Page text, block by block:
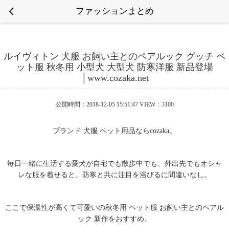
ファッションまとめ
ルイヴィトン 犬服 お飼い主とのペアルック グッチ ペ
ット服 秋冬用 小型犬 大型犬 防寒洋服 新品登場
│www.cozaka.net
公開時間：2018-12-05 15:51:47 VIEW：3100
ブランド 犬服 ペット用品ならcozaka。
毎日一緒に生活する愛犬が自宅でも散歩中でも、外出先でもオシャ
レな服を着せると、防寒と共に注目を浴びるに間違いなし。
ここで保温性が高くて可愛いの秋冬用 ペット服 お飼い主とのペアル
ック 新作をおすすめ。